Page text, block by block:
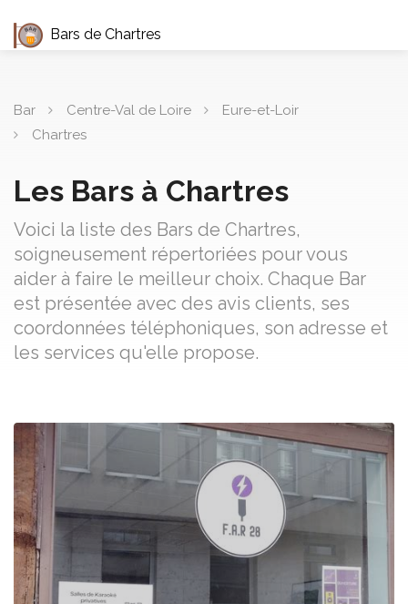
Bars de Chartres
Bar Centre-Val de Loire
Eure-et-Loir
Chartres
Les Bars à Chartres
Voici la liste des Bars de Chartres,
soigneusement répertoriées pour vous
aider à faire le meilleur choix. Chaque Bar
est présentée avec des avis clients, ses
coordonnées téléphoniques, son adresse et
les services qu'elle propose.